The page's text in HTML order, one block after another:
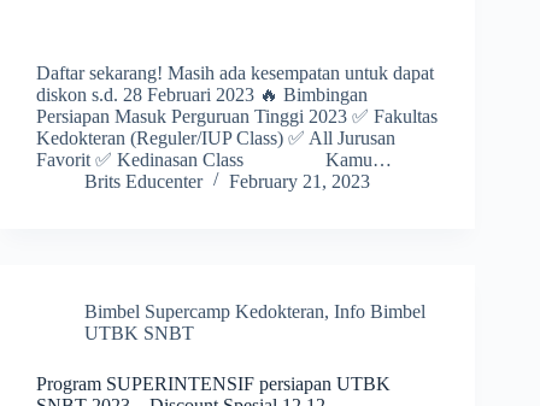
Daftar sekarang! Masih ada kesempatan untuk dapat
diskon s.d. 28 Februari 2023 🔥 Bimbingan
Persiapan Masuk Perguruan Tinggi 2023 ✅ Fakultas
Kedokteran (Reguler/IUP Class) ✅ All Jurusan
Favorit ✅ Kedinasan Class Kamu…
Brits Educenter
February 21, 2023
Bimbel Supercamp Kedokteran, Info Bimbel
UTBK SNBT
Program SUPERINTENSIF persiapan UTBK